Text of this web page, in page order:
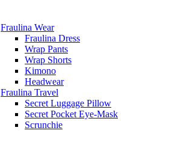
Fraulina Wear
Fraulina Dress
Wrap Pants
Wrap Shorts
Kimono
Headwear
Fraulina Travel
Secret Luggage Pillow
Secret Pocket Eye-Mask
Scrunchie